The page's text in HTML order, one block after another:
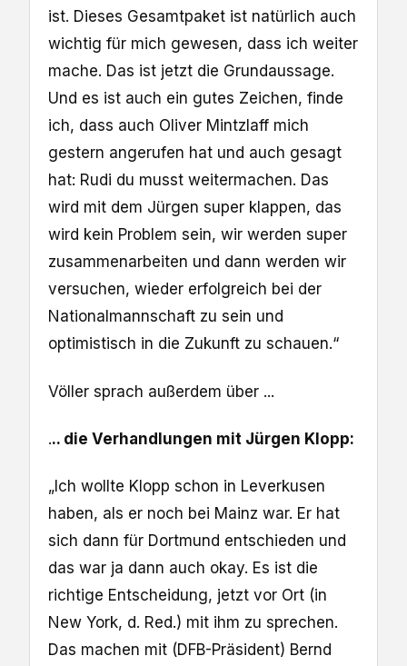
ist. Dieses Gesamtpaket ist natürlich auch
wichtig für mich gewesen, dass ich weiter
mache. Das ist jetzt die Grundaussage.
Und es ist auch ein gutes Zeichen, finde
ich, dass auch Oliver Mintzlaff mich
gestern angerufen hat und auch gesagt
hat: Rudi du musst weitermachen. Das
wird mit dem Jürgen super klappen, das
wird kein Problem sein, wir werden super
zusammenarbeiten und dann werden wir
versuchen, wieder erfolgreich bei der
Nationalmannschaft zu sein und
optimistisch in die Zukunft zu schauen.“
Völler sprach außerdem über ...
... die Verhandlungen mit Jürgen Klopp:
„Ich wollte Klopp schon in Leverkusen
haben, als er noch bei Mainz war. Er hat
sich dann für Dortmund entschieden und
das war ja dann auch okay. Es ist die
richtige Entscheidung, jetzt vor Ort (in
New York, d. Red.) mit ihm zu sprechen.
Das machen mit (DFB-Präsident) Bernd